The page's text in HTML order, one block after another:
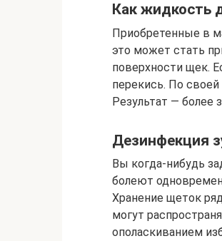
Как жидкость
Приобретенные в
это может стать
поверхности щек.
перекись. По
Результат — более
Дезинфекция
Вы когда-нибудь
болеют
Хранение щеток
могут
ополаскиванием